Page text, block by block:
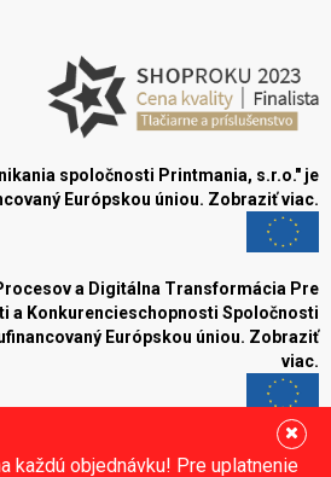
každú objednávku! Pre uplatnenie
spoločnosti Printmania, s.r.o." je
Európskou úniou. Zobraziť viac.
a Digitálna Transformácia Pre
a Konkurencieschopnosti Spoločnosti
Európskou úniou. Zobraziť
viac.